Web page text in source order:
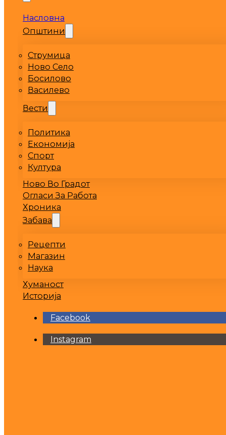
Насловна
Општини
Струмица
Ново Село
Босилово
Василево
Вести
Политика
Економија
Спорт
Култура
Ново Во Градот
Огласи За Работа
Хроника
Забава
Рецепти
Магазин
Наука
Хуманост
Историја
Facebook
Instagram